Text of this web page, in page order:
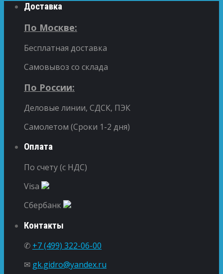
Доставка
По Москве:
Бесплатная доставка
Самовывоз со склада
По России:
Деловые линии, СДСК, ПЭК
Самолетом (Сроки 1-2 дня)
Оплата
По счету (с НДС)
Visa
Сбербанк
Контакты
✆ +7 (499) 322-06-00
✉ gk.gidro@yandex.ru